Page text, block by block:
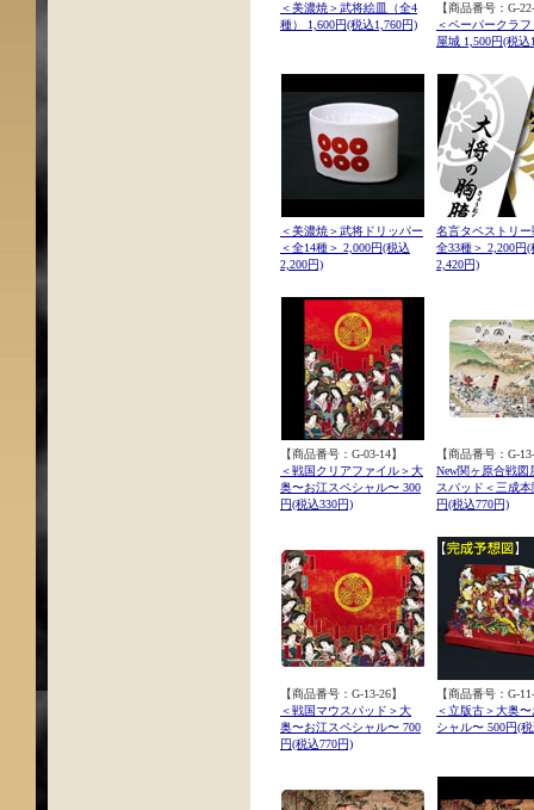
＜美濃焼＞武将絵皿（全4
種） 1,600円(税込1,760円)
【商品番号：G-
＜ペーパークラ
屋城 1,500円(税込
＜美濃焼＞武将ドリッパー
＜全14種＞ 2,000円(税込
2,200円)
名言タペストリ
全33種＞ 2,200円(
2,420円)
【商品番号：G-03-14】
＜戦国クリアファイル＞大
奥〜お江スペシャル〜 300
円(税込330円)
【商品番号：G-
New関ヶ原合戦図
スパッド＜三成本
円(税込770円)
【商品番号：G-13-26】
＜戦国マウスパッド＞大
奥〜お江スペシャル〜 700
円(税込770円)
【商品番号：G-
＜立版古＞大奥
シャル〜 500円(